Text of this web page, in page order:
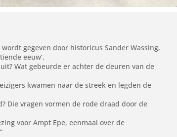
gegeven door historicus Sander Wassing,
eeuw’.
Wat gebeurde er achter de deuren van de
kwamen naar de streek en legden de
Die vragen vormen de rode draad door de
voor Ampt Epe, eenmaal over de